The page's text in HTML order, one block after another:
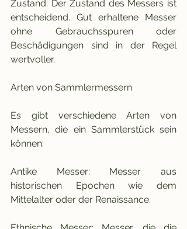
Zustand: Der Zustand des Messers ist
entscheidend. Gut erhaltene Messer
ohne Gebrauchsspuren oder
Beschädigungen sind in der Regel
wertvoller.
Arten von Sammlermessern
Es gibt verschiedene Arten von
Messern, die ein Sammlerstück sein
können:
Antike Messer: Messer aus
historischen Epochen wie dem
Mittelalter oder der Renaissance.